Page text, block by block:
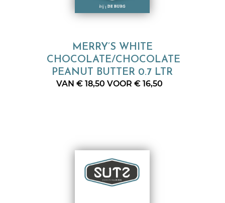
MERRY’S WHITE
CHOCOLATE/CHOCOLATE
PEANUT BUTTER 0.7 LTR
VAN € 18,50 VOOR € 16,50